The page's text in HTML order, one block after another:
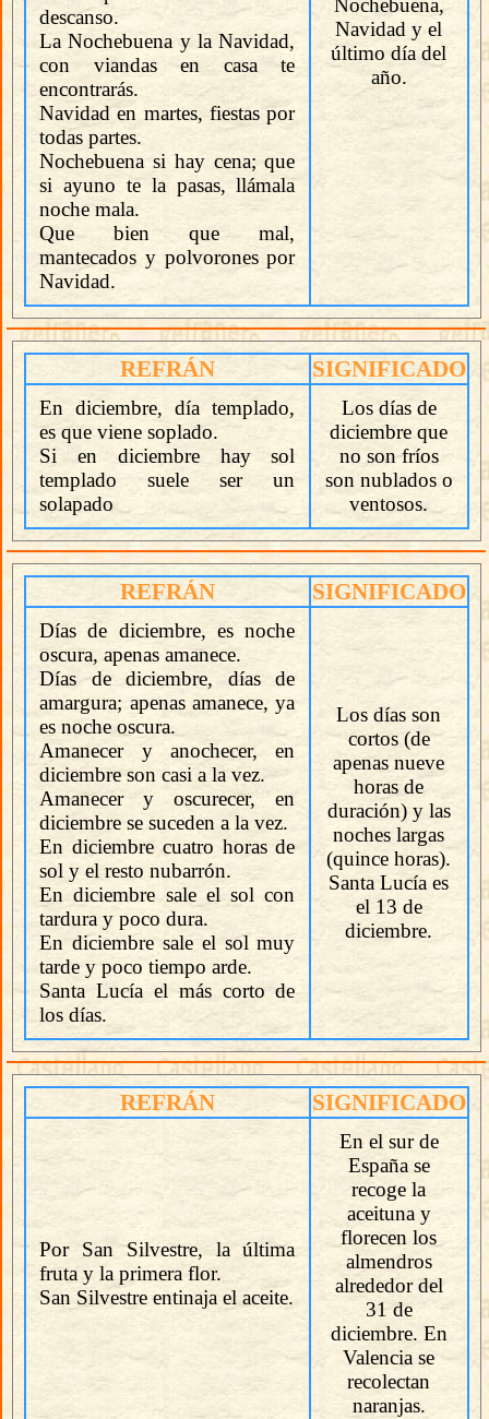
descanso.
La Nochebuena y la Navidad,
con viandas en casa te
encontrarás.
Navidad en martes, fiestas por
todas partes.
Nochebuena si hay cena; que
si ayuno te la pasas, llámala
noche mala.
Que bien que mal,
mantecados y polvorones por
Navidad.
Nochebuena,
Navidad y el
último día del
año.
REFRÁN SIGNIFICADO
En diciembre, día templado,
es que viene soplado.
Si en diciembre hay sol
templado suele ser un
solapado
Los días de
diciembre que
no son fríos
son nublados o
ventosos.
REFRÁN SIGNIFICADO
Días de diciembre, es noche
oscura, apenas amanece.
Días de diciembre, días de
amargura; apenas amanece, ya
es noche oscura.
Amanecer y anochecer, en
diciembre son casi a la vez.
Amanecer y oscurecer, en
diciembre se suceden a la vez.
En diciembre cuatro horas de
sol y el resto nubarrón.
En diciembre sale el sol con
tardura y poco dura.
En diciembre sale el sol muy
tarde y poco tiempo arde.
Santa Lucía el más corto de
los días.
Los días son
cortos (de
apenas nueve
horas de
duración) y las
noches largas
(quince horas).
Santa Lucía es
el 13 de
diciembre.
REFRÁN SIGNIFICADO
Por San Silvestre, la última
fruta y la primera flor.
San Silvestre entinaja el aceite.
En el sur de
España se
recoge la
aceituna y
florecen los
almendros
alrededor del
31 de
diciembre. En
Valencia se
recolectan
naranjas.